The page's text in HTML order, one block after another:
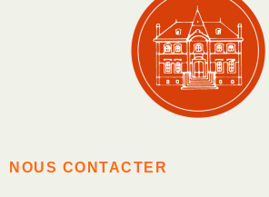
NOUS CONTACTER